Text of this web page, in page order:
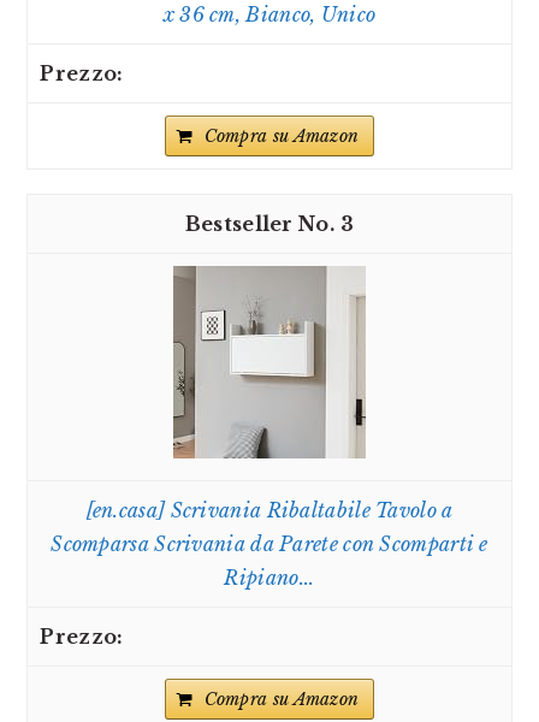
x 36 cm, Bianco, Unico
Compra su Amazon
3
[en.casa] Scrivania Ribaltabile Tavolo a
Scomparsa Scrivania da Parete con Scomparti e
Ripiano...
Compra su Amazon